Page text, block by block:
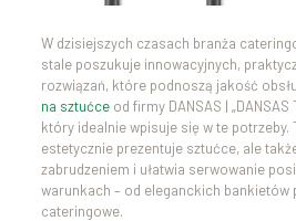
W dzisiejszych czasach branża
stale poszukuje innowacyjnych,
rozwiązań, które podnoszą jakość
na sztućceod firmy DANSAS | „DANSAS
który idealnie wpisuje się w te potrzeby.
estetycznie prezentuje sztućce, ale
zabrudzeniem i ułatwia serwowanie
warunkach – od eleganckich bankietów
cateringowe.